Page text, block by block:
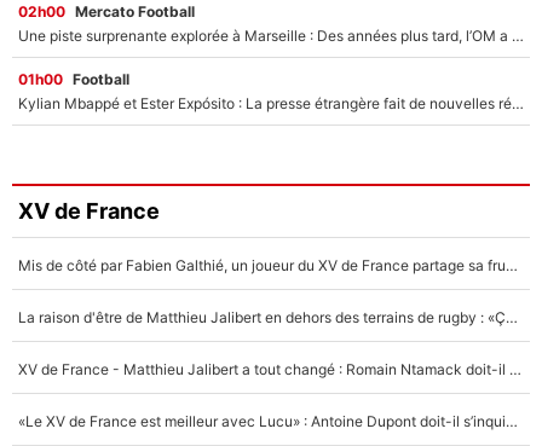
02h00 Mercato Football
Une piste surprenante explorée à Marseille : Des années plus tard, l’OM a tenté de faire revenir le joueur qui avait provoqué le départ d’André Villas-Boas !
01h00 Football
Kylian Mbappé et Ester Expósito : La presse étrangère fait de nouvelles révélations sur leurs vacances en amoureux
XV de France
Mis de côté par Fabien Galthié, un joueur du XV de France partage sa frustration : «ils ne me l’ont pas dit tout de suite»
La raison d'être de Matthieu Jalibert en dehors des terrains de rugby : «Ça m'atteint autant que si tu touches à un membre de ma famille»
XV de France - Matthieu Jalibert a tout changé : Romain Ntamack doit-il s’inquiéter pour sa place à un an de la Coupe du monde ?
«Le XV de France est meilleur avec Lucu» : Antoine Dupont doit-il s’inquiéter pour sa place ?